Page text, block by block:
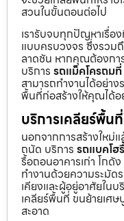
สวนในขั้นตอนต่อไป
เรารับจบทุกปัญหาเรื่อ
แบบครบวงจร ซึ่งรวม
ลาดชัน หากคุณต้องกา
บริการ รถแม็คโครถมที่
สามารถทำงานได้อย่าง
พื้นที่ก่อสร้างให้คุณได้อ
บริการเคลียร์พื้น
นอกจากการสร้างใหม่แ
ถนัด บริการ รถแบคโฮ
รื้อถอนอาคารเก่า โกดั
ทำงานด้วยความระมัด
เคียงและผู้อยู่อาศัยใน
เคลียร์พื้นที่ ขนย้ายเศ
สะอาด